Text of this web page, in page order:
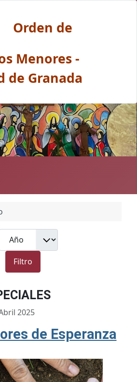
Orden de
Menores -
de Granada
Año
Filtro
2025
de Esperanza